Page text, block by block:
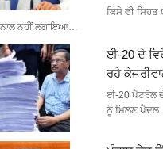
ਕਿਸੇ ਵੀ
ਨਾਲ ਨਹੀਂ ਲਗਾਇਆ…
ਈ-20 ਦੇ
ਰਹੇ
ਈ-20 ਪੈਟਰੋਲ ਦੇ
ਨੂੰ ਮਿਲਣ ਪੈਦਲ…